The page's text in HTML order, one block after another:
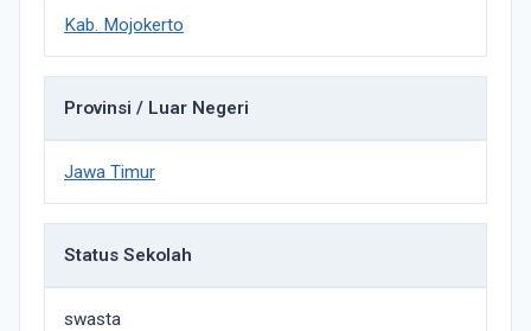
Kab. Mojokerto
Provinsi / Luar Negeri
Jawa Timur
Status Sekolah
swasta